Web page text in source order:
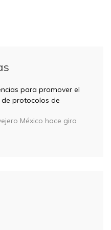
para promover el
protocolos de
México hace gira